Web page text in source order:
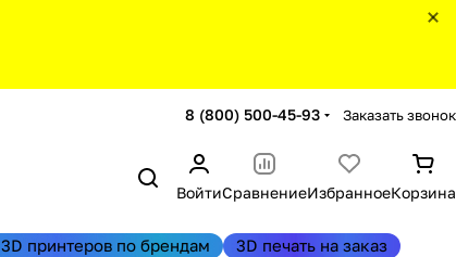
8 (800) 500-45-93 Заказать звонок
ВойтиСравнениеИзбранноеКорзина
принтеров по брендам 3D печать на заказ